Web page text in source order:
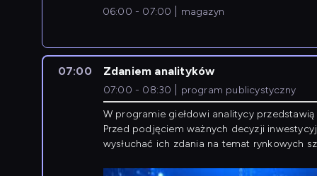
06:00 - 07:00 magazyn
07:00 Zdaniem analityków
07:00 - 08:30
program publicystyczny
W programie giełdowi analitycy
Przed podjęciem ważnych decyzji
wysłuchać ich zdania na temat rynkowych